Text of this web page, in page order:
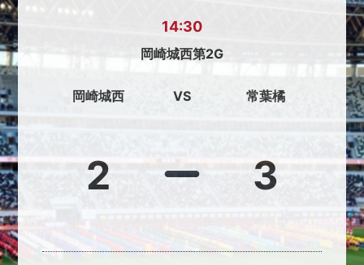
14:30
岡崎城西第2G
岡崎城西
2
VS 常葉橘
3